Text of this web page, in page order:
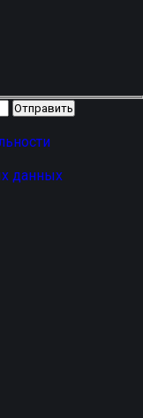
данных